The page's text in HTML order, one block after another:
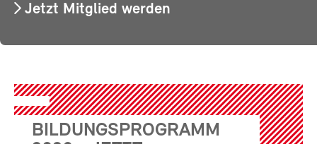
Jetzt Mitglied werden
BILDUNGSPROGRAMM